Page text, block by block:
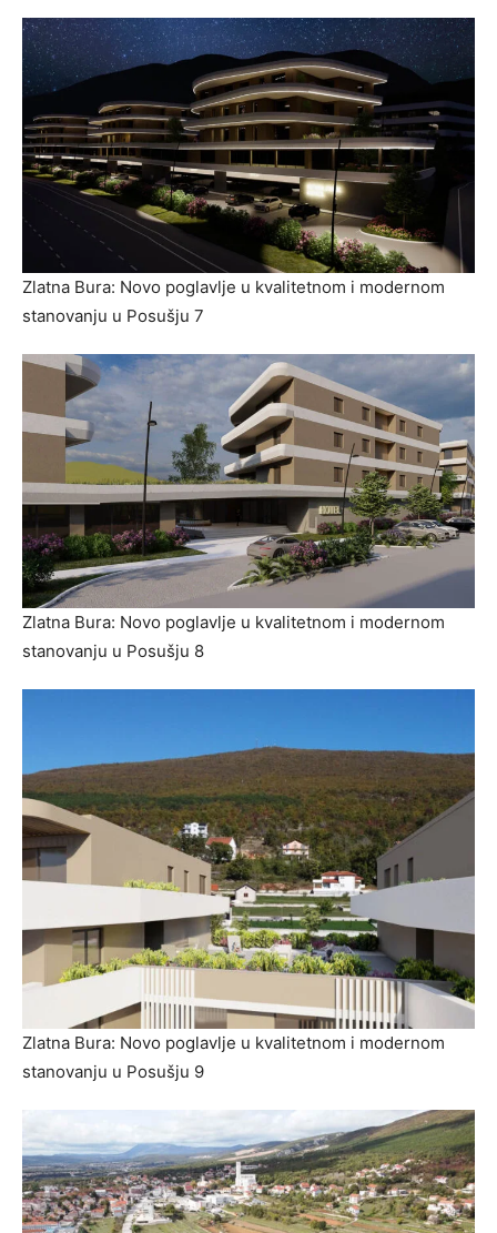
Zlatna Bura: Novo poglavlje u kvalitetnom i modernom
stanovanju u Posušju 7
Zlatna Bura: Novo poglavlje u kvalitetnom i modernom
stanovanju u Posušju 8
Zlatna Bura: Novo poglavlje u kvalitetnom i modernom
stanovanju u Posušju 9